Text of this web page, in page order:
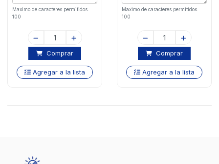
Maximo de caracteres permitidos:
100
Comprar
Agregar a la lista
Maximo de caracteres permitidos:
100
Comprar
Agregar a la lista